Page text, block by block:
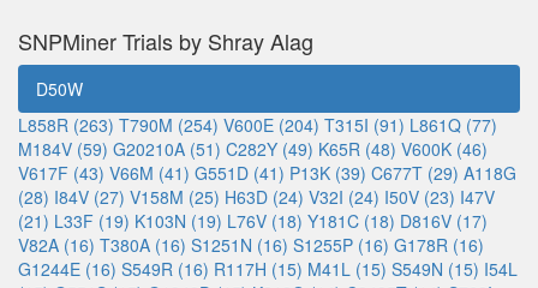
SNPMiner Trials by Shray Alag
D50W
L858R (263) T790M (254) V600E (204) T315I (91) L861Q (77)
M184V (59) G20210A (51) C282Y (49) K65R (48) V600K (46)
V617F (43) V66M (41) G551D (41) P13K (39) C677T (29) A118G
(28) I84V (27) V158M (25) H63D (24) V32I (24) I50V (23) I47V
(21) L33F (19) K103N (19) L76V (18) Y181C (18) D816V (17)
V82A (16) T380A (16) S1251N (16) S1255P (16) G178R (16)
G1244E (16) S549R (16) R117H (15) M41L (15) S549N (15) I54L